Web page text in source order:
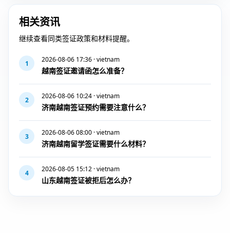
相关资讯
继续查看同类签证政策和材料提醒。
1 2026-08-06 17:36 · vietnam
越南签证邀请函怎么准备？
2 2026-08-06 10:24 · vietnam
济南越南签证预约需要注意什么？
3 2026-08-06 08:00 · vietnam
济南越南留学签证需要什么材料？
4 2026-08-05 15:12 · vietnam
山东越南签证被拒后怎么办？